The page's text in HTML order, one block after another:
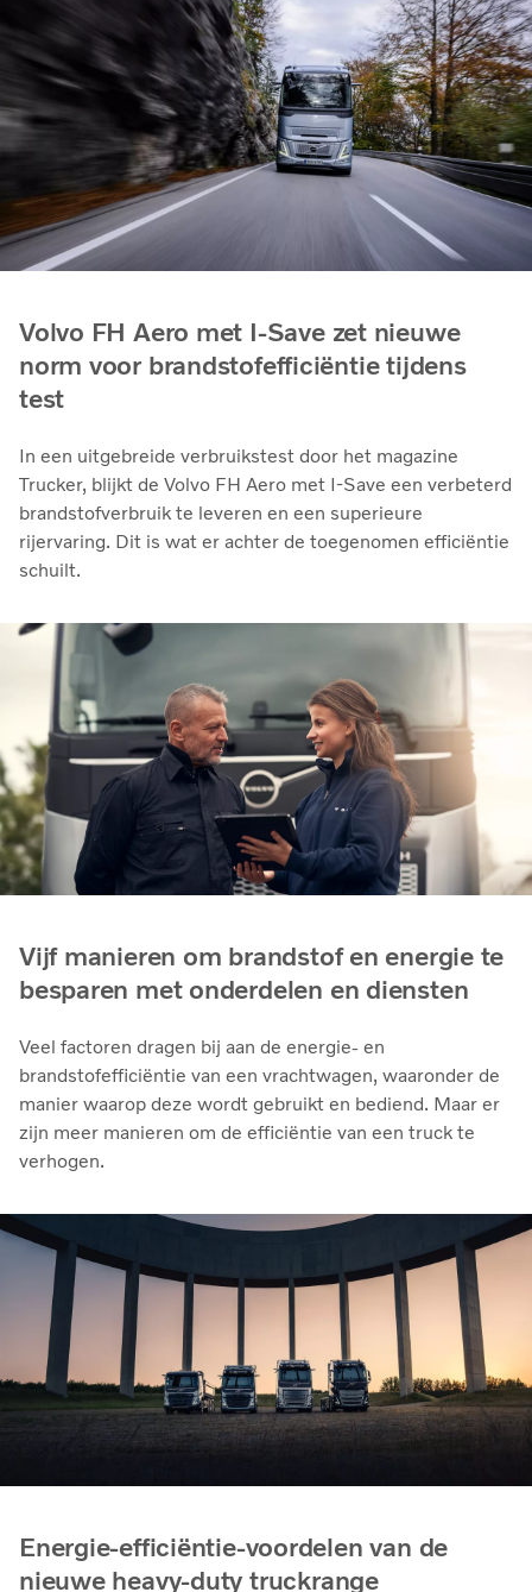
Volvo FH Aero met I-Save zet nieuwe
norm voor brandstofefficiëntie tijdens
test
In een uitgebreide verbruikstest door het magazine
Trucker, blijkt de Volvo FH Aero met I-Save een verbeterd
brandstofverbruik te leveren en een superieure
rijervaring. Dit is wat er achter de toegenomen efficiëntie
schuilt.
Vijf manieren om brandstof en energie te
besparen met onderdelen en diensten
Veel factoren dragen bij aan de energie- en
brandstofefficiëntie van een vrachtwagen, waaronder de
manier waarop deze wordt gebruikt en bediend. Maar er
zijn meer manieren om de efficiëntie van een truck te
verhogen.
Energie-efficiëntie-voordelen van de
nieuwe heavy-duty truckrange